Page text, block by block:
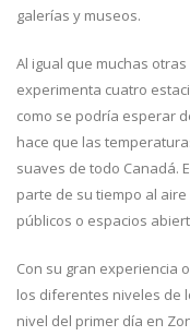
galerías y museos.
Al igual que muchas
experimenta cuatro
como se podría esperar
hace que las
suaves de todo Canadá.
parte de su tiempo al
públicos o espacios
Con su gran experiencia
los diferentes niveles de
nivel del primer día en